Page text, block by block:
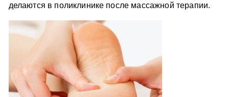
делаются в поликлинике после массажной терапии.